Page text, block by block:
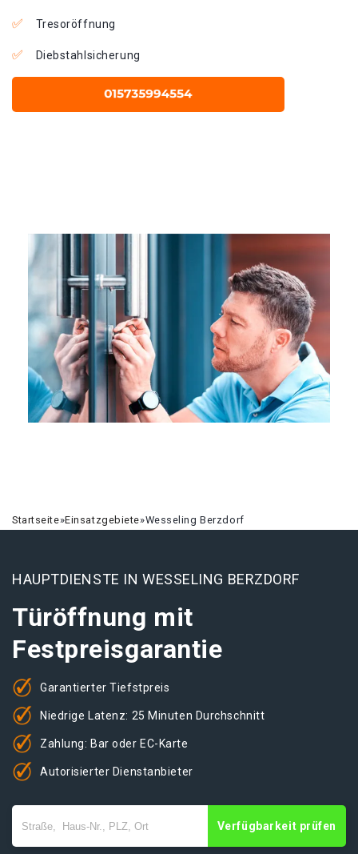
Tresoröffnung
Diebstahlsicherung
Startseite»Einsatzgebiete»Wesseling Berzdorf
HAUPTDIENSTE IN WESSELING BERZDORF
Türöffnung mit
Festpreisgarantie
Garantierter Tiefstpreis
Niedrige Latenz: 25 Minuten Durchschnitt
Zahlung: Bar oder EC-Karte
Autorisierter Dienstanbieter
Verfügbarkeit prüfen